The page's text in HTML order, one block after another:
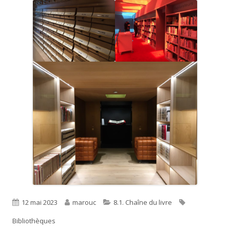
Published
on
12 mai 2023 Author
marouc Categories
8.1. Chaîne du livre
Bibliothèques